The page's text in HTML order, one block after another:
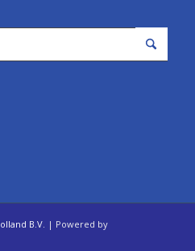
B.V. | Powered by